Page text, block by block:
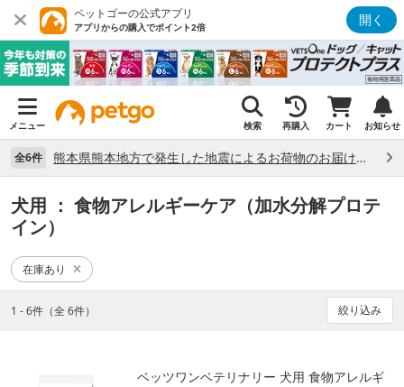
ペットゴーの公式アプリ
アプリからの購入でポイント2倍 開く
メニュー 検索 再購入 カート お知らせ
全6件 熊本県熊本地方で発生した地震によるお荷物のお届け状況について （7/28）
犬用 ： 食物アレルギーケア（加水分解プロテ
イン）
在庫あり
1 - 6件（全 6件） 絞り込み
ベッツワンベテリナリー 犬用 食物アレルギ